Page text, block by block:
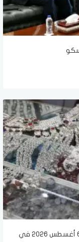
ارتفاع بديل الذهب.. سعر الفضة اليوم الخميس 6 أغسطس 2026 في